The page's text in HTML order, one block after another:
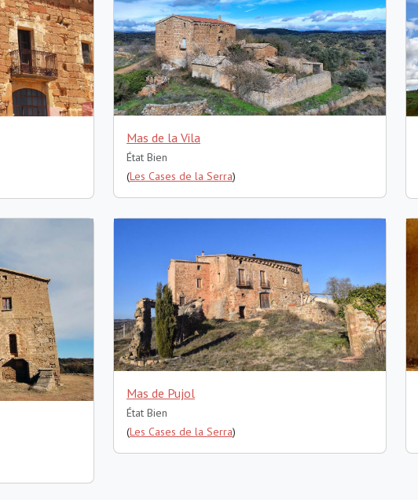
Mas de la Vila
État Bien
(Les Cases de la Serra)
Mas de Pujol
État Bien
(Les Cases de la Serra)